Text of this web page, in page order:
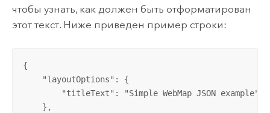
чтобы узнать, как должен быть отформатирован
этот текст. Ниже приведен пример строки:
{
    "layoutOptions": {
        "titleText": "Simple WebMap JSON example"
    },